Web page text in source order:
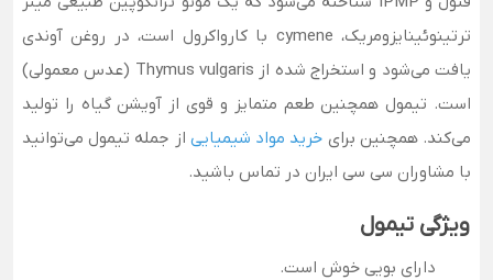
ترتینوئینایزومریک، cymene با کارواکرول است، در روغن آوندی
یافت می‌شود و استخراج شده از Thymus vulgaris (عدس معمولی)
است. تیمول همچنین طعم متمایز و قوی از آویشن گیاه را تولید
می‌کند. همچنین برای خرید مواد شیمیایی از جمله تیمول می‌توانید
با مشاوران سی سی ایران در تماس باشید.
ویژگی تیمول
دارای بویی خوش است.